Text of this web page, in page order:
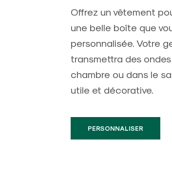
Offrez un vêtement
une belle boîte que
personnalisée. Votre
transmettra des
chambre ou dans le
utile et décorative.
PERSONNALISER